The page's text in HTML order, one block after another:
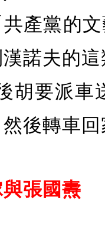
產黨的
諾夫的
胡要派車
後轉車
張國燾